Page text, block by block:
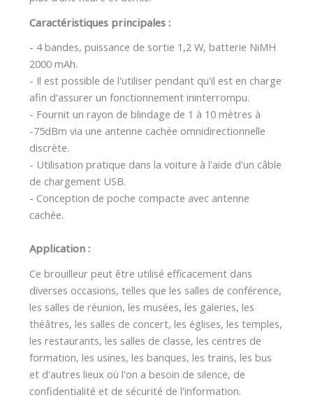
Caractéristiques principales :
- 4 bandes, puissance de sortie 1,2 W, batterie NiMH
2000 mAh.
- Il est possible de l'utiliser pendant qu'il est en charge
afin d'assurer un fonctionnement ininterrompu.
- Fournit un rayon de blindage de 1 à 10 mètres à
-75dBm via une antenne cachée omnidirectionnelle
discrète.
- Utilisation pratique dans la voiture à l'aide d'un câble
de chargement USB.
- Conception de poche compacte avec antenne
cachée.
Application :
Ce brouilleur peut être utilisé efficacement dans
diverses occasions, telles que les salles de conférence,
les salles de réunion, les musées, les galeries, les
théâtres, les salles de concert, les églises, les temples,
les restaurants, les salles de classe, les centres de
formation, les usines, les banques, les trains, les bus
et d'autres lieux où l'on a besoin de silence, de
confidentialité et de sécurité de l'information.